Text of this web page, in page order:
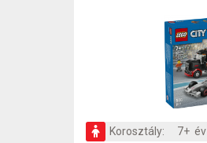
Korosztály:
7+ év